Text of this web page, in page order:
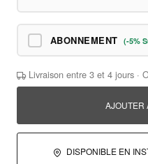
ABONNEMENT (-5%
Livraison entre 3 et 4 jours ·
AJOUTER
DISPONIBLE EN